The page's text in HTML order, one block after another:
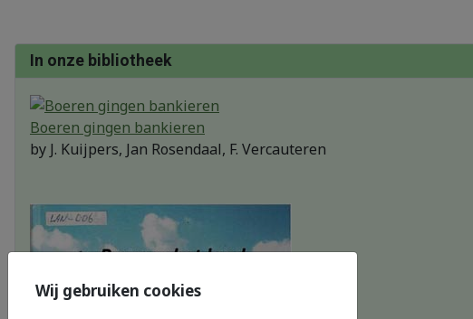
In onze bibliotheek
Boeren gingen bankieren
by J. Kuijpers, Jan Rosendaal, F. Vercauteren
Wij gebruiken cookies